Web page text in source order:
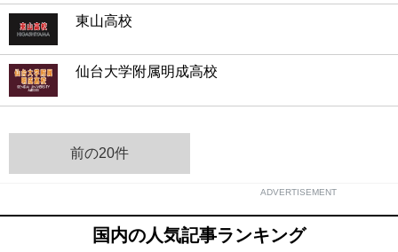
東山高校
仙台大学附属明成高校
前の20件
ADVERTISEMENT
国内の人気記事ランキング